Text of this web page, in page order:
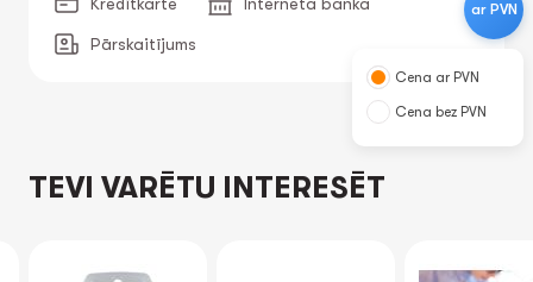
Pārskaitījums
TEVI VARĒTU INTERESĒT
ar PVN
Cena ar PVN
Cena bez PVN